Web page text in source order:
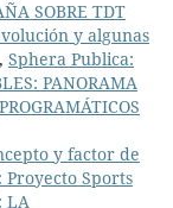
SOBRE TDT
y algunas
, Sphera Publica:
PANORAMA
y factor de
Proyecto Sports
LA